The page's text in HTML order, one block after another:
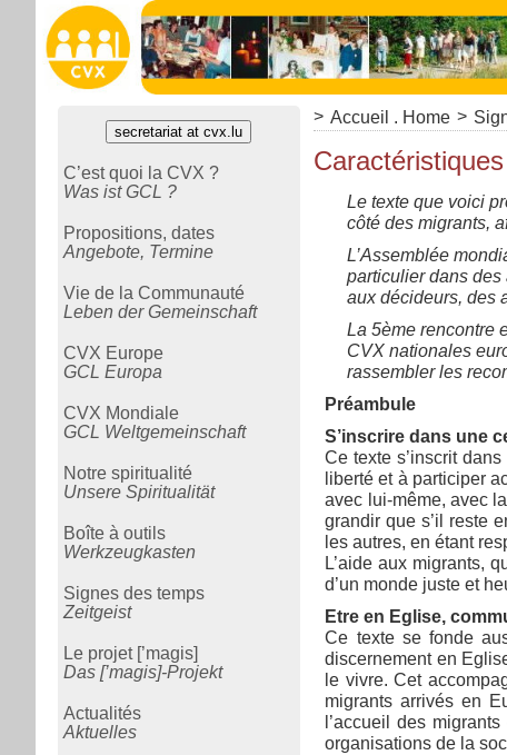
secretariat at cvx.lu
C’est quoi la CVX ?
Was ist GCL ?
Propositions, dates
Angebote, Termine
Vie de la Communauté
Leben der Gemeinschaft
CVX Europe
GCL Europa
CVX Mondiale
GCL Weltgemeinschaft
Notre spiritualité
Unsere Spiritualität
Boîte à outils
Werkzeugkasten
Signes des temps
Zeitgeist
Le projet [’magis]
Das [’magis]-Projekt
Actualités
Aktuelles
> Accueil . Home >
Le texte que voici
côté des migrants,
L’Assemblée
particulier dans des
aux décideurs, des
La 5ème rencontre
CVX nationales
rassembler les
Préambule
S’inscrire dans une
Ce texte s’inscrit
liberté et à participer
avec lui-même, avec
grandir que s’il reste
les autres, en étant
L’aide aux migrants,
d’un monde juste et
Etre en Eglise,
Ce texte se fonde
discernement en
le vivre. Cet
migrants arrivés en
l’accueil des
organisations de la